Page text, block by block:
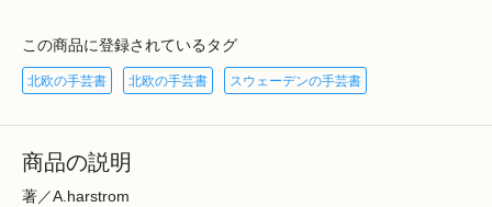
この商品に登録されているタグ
北欧の手芸書 北欧の手芸書 スウェーデンの手芸書
商品の説明
著／A.harstrom